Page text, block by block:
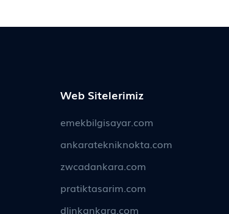
Web Sitelerimiz
emekbilgisayar.com
ankaratekniknokta.com
zwcadankara.com
pratiktasarim.com
dlinkankara.com